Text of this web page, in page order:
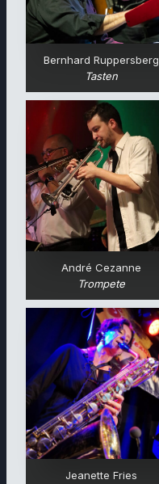
Bernhard Ruppersberg
Tasten
André Cezanne
Trompete
Jeanette Fries